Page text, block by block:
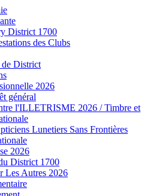
District 1700
des Clubs
District
2026
général
l'ILLETRISME 2026 / Timbre et
Lunetiers Sans Frontières
2026
District 1700
Les Autres 2026